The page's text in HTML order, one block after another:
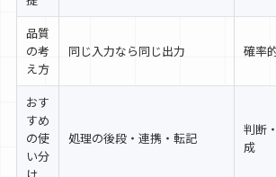
品質
の考
え方
同じ入力なら同じ出力 確率
おす
すめ
の使
い分
処理の後段・連携・転記
判断
成